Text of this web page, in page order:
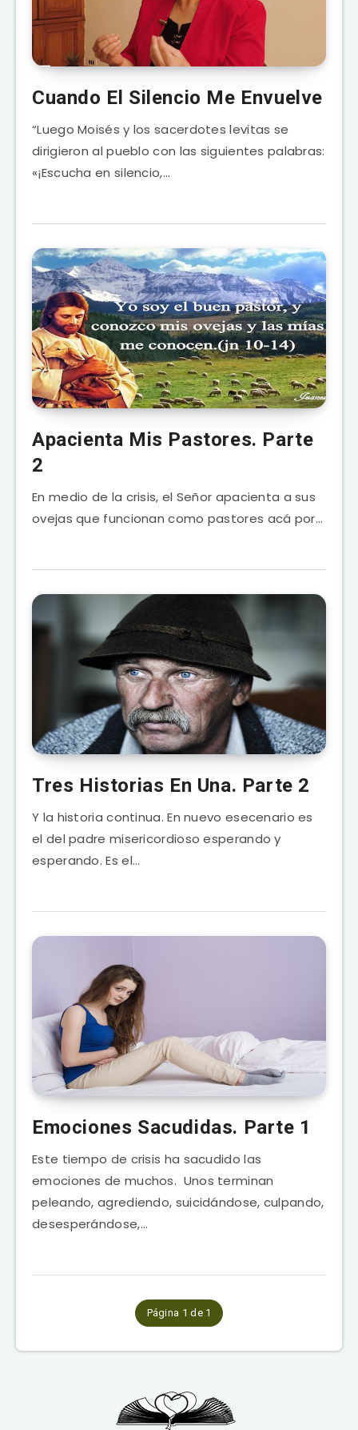
Cuando El Silencio Me Envuelve
“Luego Moisés y los sacerdotes levitas se
dirigieron al pueblo con las siguientes palabras:
«¡Escucha en silencio,…
Apacienta Mis Pastores. Parte
2
En medio de la crisis, el Señor apacienta a sus
ovejas que funcionan como pastores acá por…
Tres Historias En Una. Parte 2
Y la historia continua. En nuevo esecenario es
el del padre misericordioso esperando y
esperando. Es el…
Emociones Sacudidas. Parte 1
Este tiempo de crisis ha sacudido las
emociones de muchos. Unos terminan
peleando, agrediendo, suicidándose, culpando,
desesperándose,…
Página 1 de 1